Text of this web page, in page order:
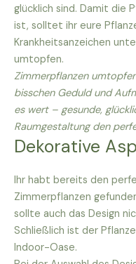
glücklich sind. Damit die
ist, solltet ihr eure
Krankheitsanzeichen
umtopfen.
Zimmerpflanzen
bisschen Geduld und
es wert – gesunde,
Raumgestaltung den
Dekorative
Ihr habt bereits den
Zimmerpflanzen
sollte auch das Design
Schließlich ist der
Indoor-Oase.